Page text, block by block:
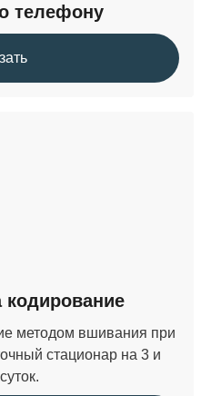
телефону
кодирование
методом вшивания при
стационар на 3 и